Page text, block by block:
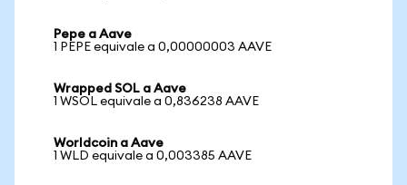
Pepe a Aave
1 PEPE equivale a 0,00000003 AAVE
Wrapped SOL a Aave
1 WSOL equivale a 0,836238 AAVE
Worldcoin a Aave
1 WLD equivale a 0,003385 AAVE